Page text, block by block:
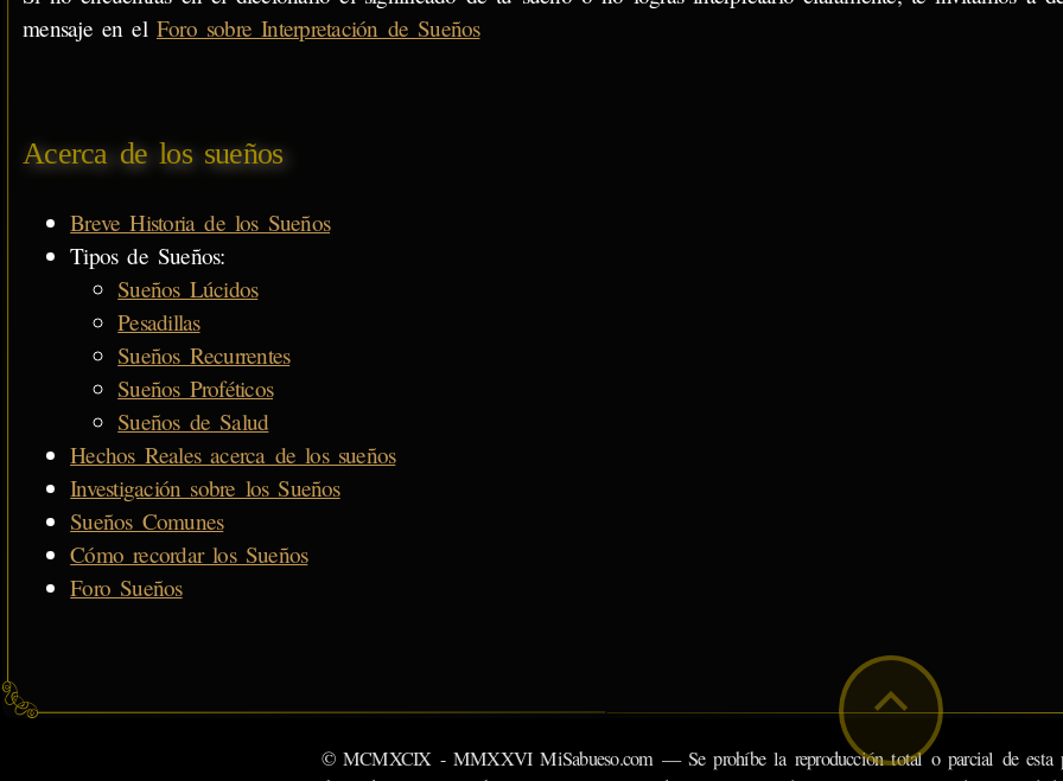
mensaje en el Foro sobre Interpretación de Sueños
Acerca de los sueños
Breve Historia de los Sueños
Tipos de Sueños:
Sueños Lúcidos
Pesadillas
Sueños Recurrentes
Sueños Proféticos
Sueños de Salud
Hechos Reales acerca de los sueños
Investigación sobre los Sueños
Sueños Comunes
Cómo recordar los Sueños
Foro Sueños
© MCMXCIX - MMXXVI MiSabueso.com — Se prohíbe la reproducción total o parcial de esta